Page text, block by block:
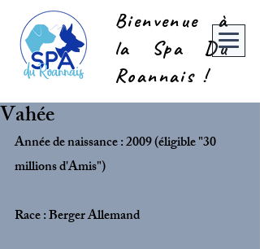
Bienvenue à
la Spa Du
Roannais !
Vahée
Année de naissance : 2009 (éligible "30
millions d'Amis")
Race : Berger Allemand